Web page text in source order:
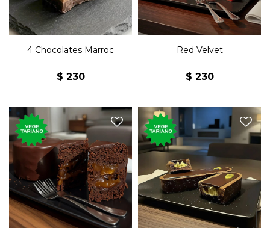
4 Chocolates Marroc
$ 230
Red Velvet
$ 230
Postre con base en la torta
sacher, con chocolate semi
amargo y mermelada de
butiá.
Dulce de chocolate relleno de
pistacho.